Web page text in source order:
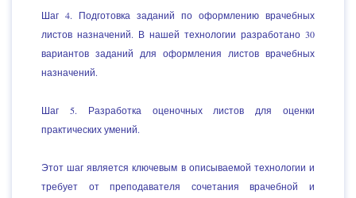
Шаг 4. Подготовка заданий по оформлению врачебных
листов назначений. В нашей технологии разработано 30
вариантов заданий для оформления листов врачебных
назначений.
Шаг 5. Разработка оценочных листов для оценки
практических умений.
Этот шаг является ключевым в описываемой технологии и
требует от преподавателя сочетания врачебной и